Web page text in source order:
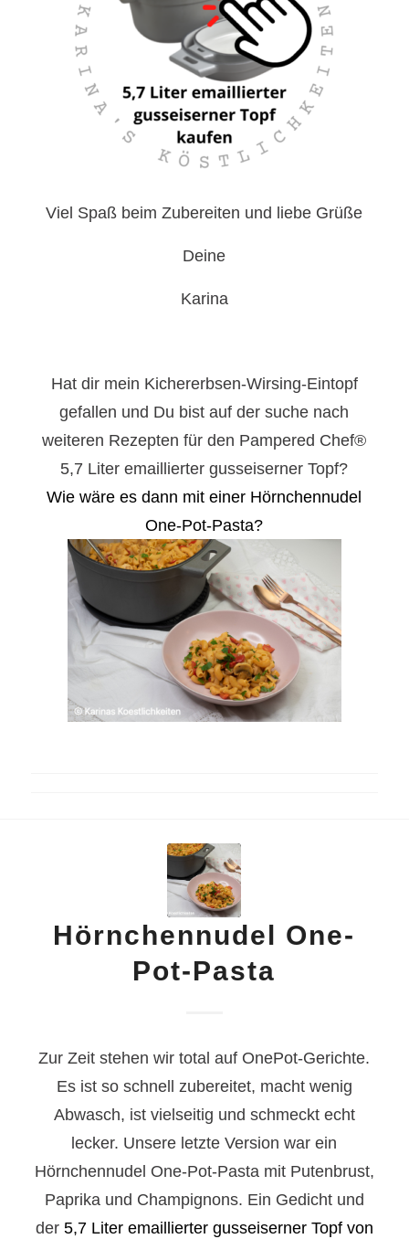
Viel Spaß beim Zubereiten und liebe Grüße
Deine
Karina
Hat dir mein Kichererbsen-Wirsing-Eintopf
gefallen und Du bist auf der suche nach
weiteren Rezepten für den Pampered Chef®
5,7 Liter emaillierter gusseiserner Topf?
Wie wäre es dann mit einer Hörnchennudel
One-Pot-Pasta?
Hörnchennudel One-
Pot-Pasta
Zur Zeit stehen wir total auf OnePot-Gerichte.
Es ist so schnell zubereitet, macht wenig
Abwasch, ist vielseitig und schmeckt echt
lecker. Unsere letzte Version war ein
Hörnchennudel One-Pot-Pasta mit Putenbrust,
Paprika und Champignons. Ein Gedicht und
der 5,7 Liter emaillierter gusseiserner Topf von